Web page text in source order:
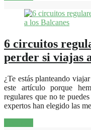
6 circuitos
perder si viajas
¿Te estás planteando
este artículo porque
regulares que no te
expertos han elegido las